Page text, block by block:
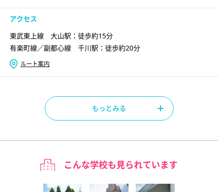
アクセス
東武東上線 大山駅：徒歩約15分
有楽町線／副都心線 千川駅：徒歩約20分
ルート案内
もっとみる
こんな学校も見られています